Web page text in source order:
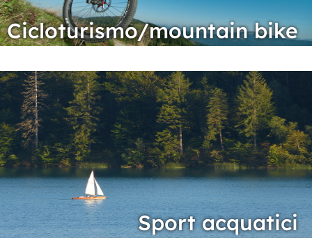
Cicloturismo/mountain bike
Sport acquatici